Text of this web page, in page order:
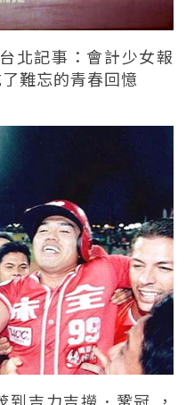
北記事：會計少女報
難忘的青春回憶